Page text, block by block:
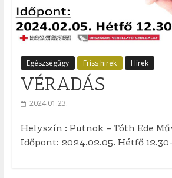
Egészségügy Friss hirek Hírek
VÉRADÁS
2024.01.23.
Helyszín : Putnok – Tóth Ede
Időpont: 2024.02.05. Hétfő